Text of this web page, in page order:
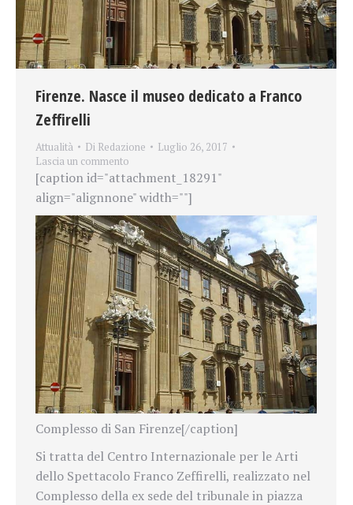
Firenze. Nasce il museo dedicato a Franco
Zeffirelli
Attualità Di Redazione
Luglio 26, 2017
Lascia un commento
[caption id="attachment_18291"
align="alignnone" width=""]
Complesso di San Firenze[/caption]
Si tratta del Centro Internazionale per le Arti
dello Spettacolo Franco Zeffirelli, realizzato nel
Complesso della ex sede del tribunale in piazza